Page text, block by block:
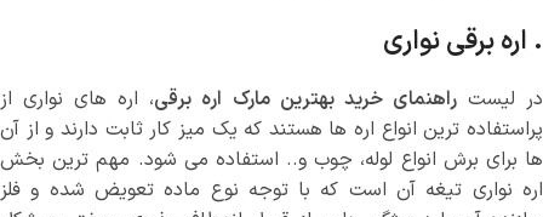
. اره برقی نواری
در لیستراهنمای خرید بهترین مارک اره برقی، اره های نواری از
پراستفاده ترین انواع اره ها هستند که یک میز کار ثابت دارند و از آن
ها برای برش انواع لوله، چوب و.. استفاده می شود. مهم ترین بخش
اره نواری تیغه آن است که با توجه نوع ماده تعویض شده و فلز